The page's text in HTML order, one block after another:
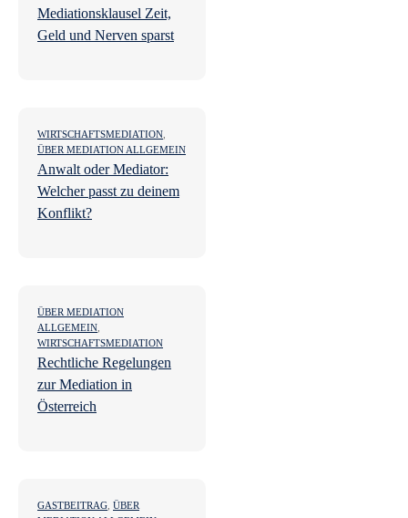
Mediationsklausel Zeit,
Geld und Nerven sparst
WIRTSCHAFTSMEDIATION
ÜBER MEDIATION ALLGEMEIN
Anwalt oder Mediator:
Welcher passt zu deinem
Konflikt?
ÜBER MEDIATION
ALLGEMEIN
WIRTSCHAFTSMEDIATION
Rechtliche Regelungen
zur Mediation in
Österreich
GASTBEITRAG ÜBER